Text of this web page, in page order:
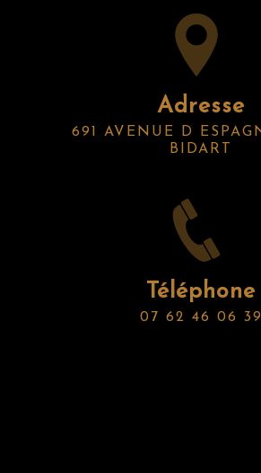
Adresse
691 AVENUE D ESPAGNE 64210
BIDART
Téléphone
07 62 46 06 39